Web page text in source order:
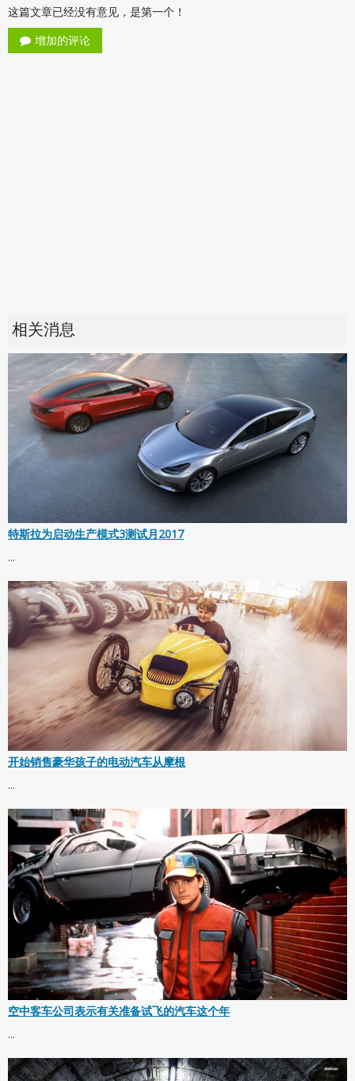
这篇文章已经没有意见，是第一个！
增加的评论
相关消息
特斯拉为启动生产模式3测试月2017
...
开始销售豪华孩子的电动汽车从摩根
...
空中客车公司表示有关准备试飞的汽车这个年
...